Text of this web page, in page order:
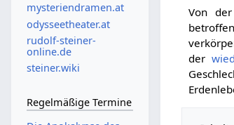
Von
der
mysteriendramen.at
odysseetheater.at
rudolf-steiner-
online.de
steiner.wiki
Regelmäßige Termine